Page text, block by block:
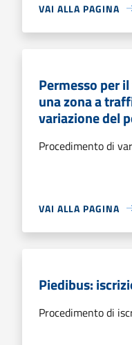
VAI ALLA PAGINA
Permesso per
una zona a
variazione del
Procedimento di
VAI ALLA PAGINA
Piedibus:
Procedimento di